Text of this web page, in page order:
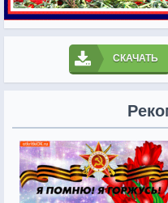
СКАЧАТЬ